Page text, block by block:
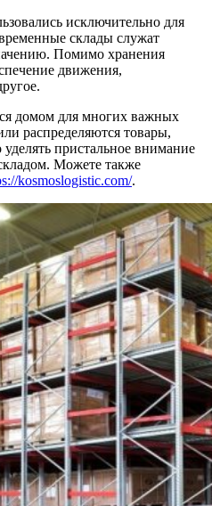
исключительно для
склады служат
Помимо хранения
движения,
домом для многих важных
распределяются товары,
пристальное внимание
Можете также
kosmoslogistic.com/.